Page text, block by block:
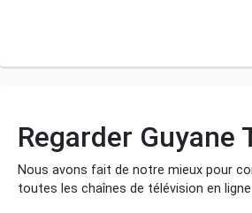
Regarder Guyane
Nous avons fait de notre mieux pour
toutes les chaînes de télévision en ligne